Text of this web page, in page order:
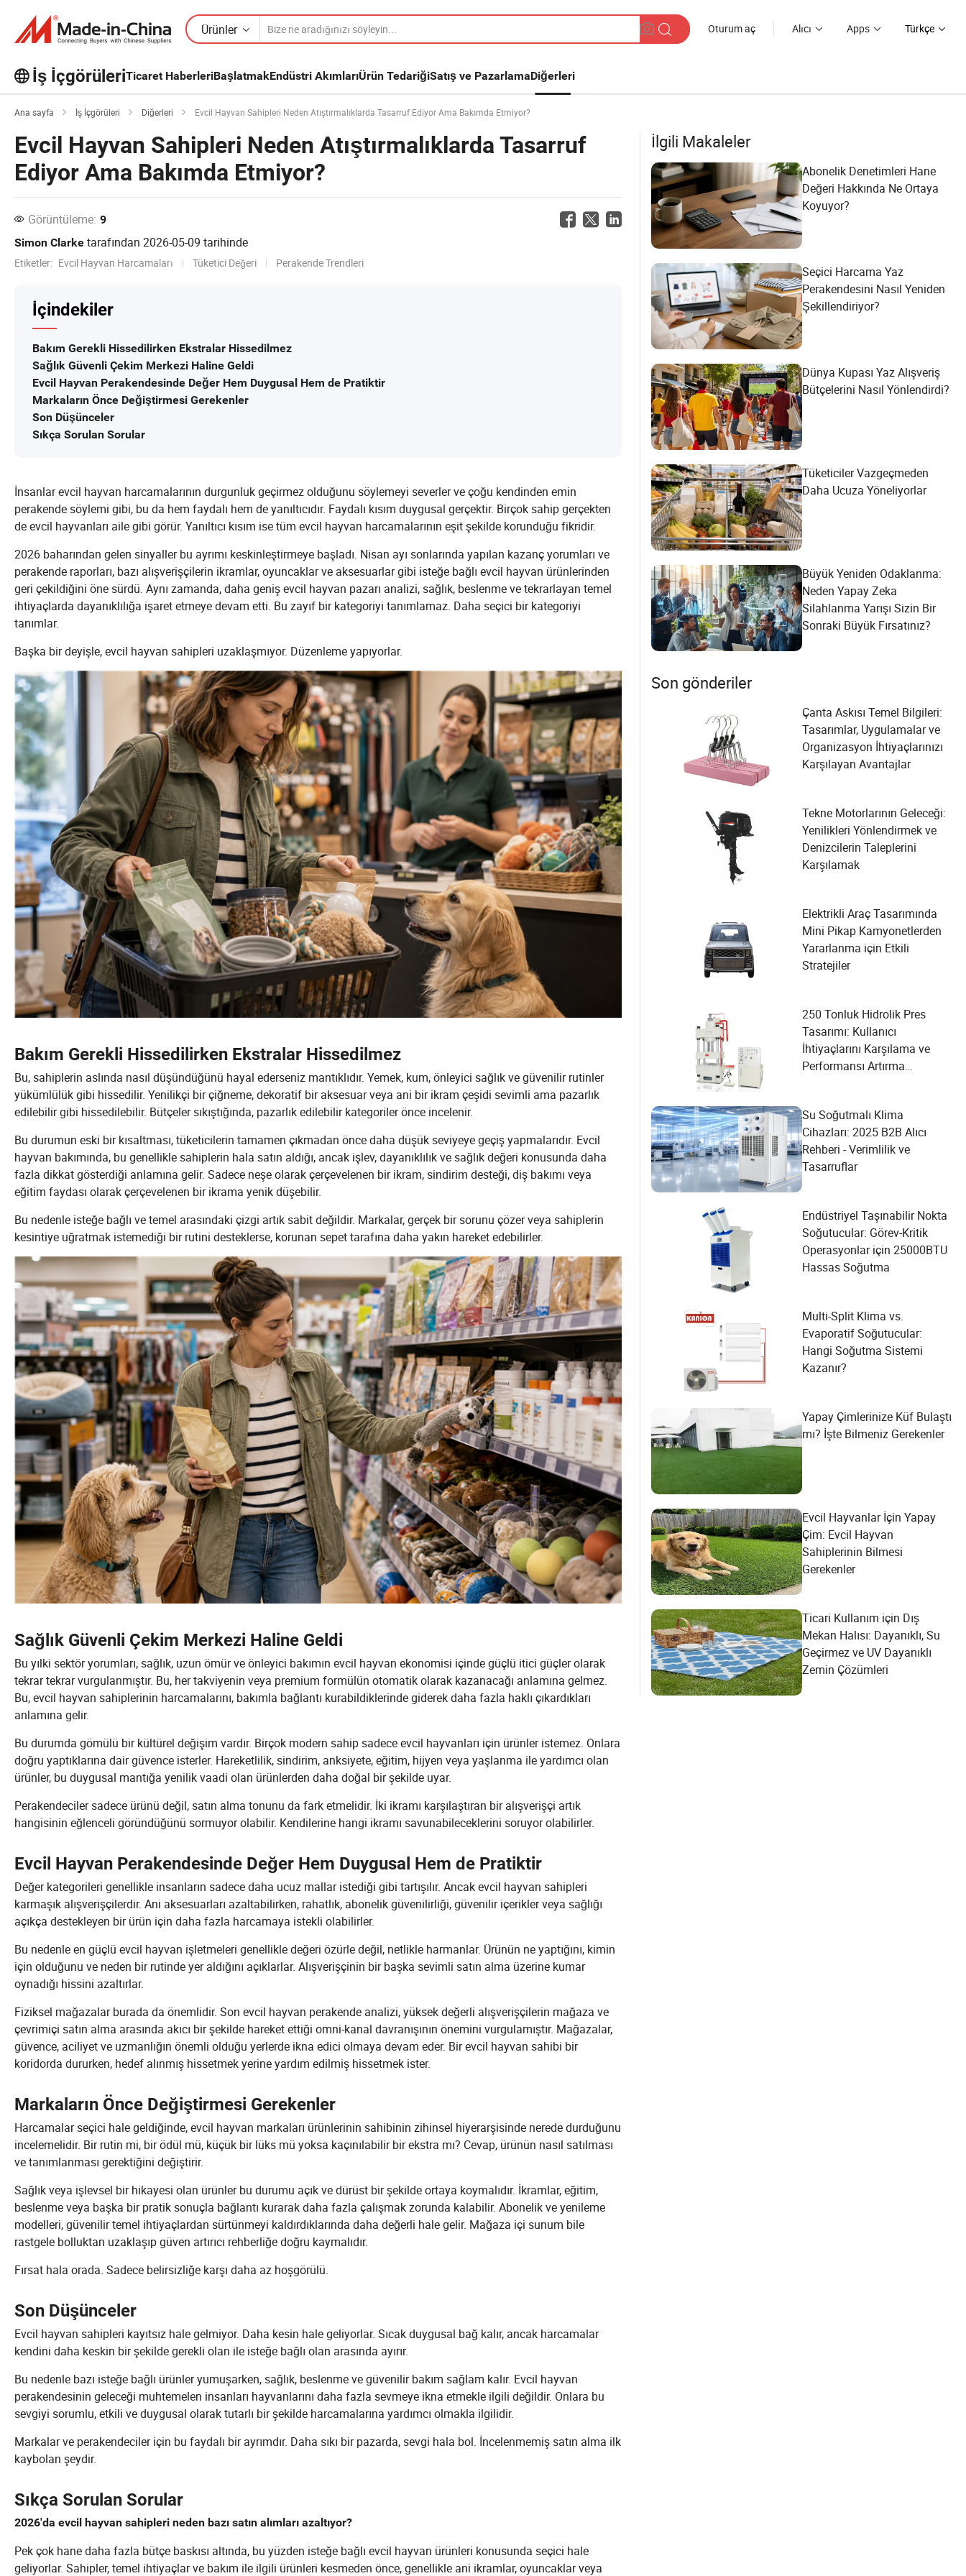
Ürünler Oturum aç Alıcı Apps Türkçe
İş İçgörüleriTicaret HaberleriBaşlatmakEndüstri AkımlarıÜrün TedariğiSatış ve PazarlamaDiğerleri
İş İçgörüleri'taki daha popüler
Daha Fazla Göster
Ana sayfa İş İçgörüleri Diğerleri Evcil Hayvan Sahipleri Neden Atıştırmalıklarda Tasarruf Ediyor Ama Bakımda Etmiyor?
Evcil Hayvan Sahipleri Neden Atıştırmalıklarda Tasarruf
Ediyor Ama Bakımda Etmiyor?
Görüntüleme: 9
Simon Clarke tarafından 2026-05-09 tarihinde
Etiketler: Evcil Hayvan Harcamaları Tüketici Değeri Perakende Trendleri
İçindekiler
Bakım Gerekli Hissedilirken Ekstralar Hissedilmez
Sağlık Güvenli Çekim Merkezi Haline Geldi
Evcil Hayvan Perakendesinde Değer Hem Duygusal Hem de Pratiktir
Markaların Önce Değiştirmesi Gerekenler
Son Düşünceler
Sıkça Sorulan Sorular
İnsanlar evcil hayvan harcamalarının durgunluk geçirmez olduğunu söylemeyi severler ve çoğu kendinden emin
perakende söylemi gibi, bu da hem faydalı hem de yanıltıcıdır. Faydalı kısım duygusal gerçektir. Birçok sahip gerçekten
de evcil hayvanları aile gibi görür. Yanıltıcı kısım ise tüm evcil hayvan harcamalarının eşit şekilde korunduğu fikridir.
2026 baharından gelen sinyaller bu ayrımı keskinleştirmeye başladı. Nisan ayı sonlarında yapılan kazanç yorumları ve
perakende raporları, bazı alışverişçilerin ikramlar, oyuncaklar ve aksesuarlar gibi isteğe bağlı evcil hayvan ürünlerinden
geri çekildiğini öne sürdü. Aynı zamanda, daha geniş evcil hayvan pazarı analizi, sağlık, beslenme ve tekrarlayan temel
ihtiyaçlarda dayanıklılığa işaret etmeye devam etti. Bu zayıf bir kategoriyi tanımlamaz. Daha seçici bir kategoriyi
tanımlar.
Başka bir deyişle, evcil hayvan sahipleri uzaklaşmıyor. Düzenleme yapıyorlar.
Bakım Gerekli Hissedilirken Ekstralar Hissedilmez
Bu, sahiplerin aslında nasıl düşündüğünü hayal ederseniz mantıklıdır. Yemek, kum, önleyici sağlık ve güvenilir rutinler
yükümlülük gibi hissedilir. Yenilikçi bir çiğneme, dekoratif bir aksesuar veya ani bir ikram çeşidi sevimli ama pazarlık
edilebilir gibi hissedilebilir. Bütçeler sıkıştığında, pazarlık edilebilir kategoriler önce incelenir.
Bu durumun eski bir kısaltması, tüketicilerin tamamen çıkmadan önce daha düşük seviyeye geçiş yapmalarıdır. Evcil
hayvan bakımında, bu genellikle sahiplerin hala satın aldığı, ancak işlev, dayanıklılık ve sağlık değeri konusunda daha
fazla dikkat gösterdiği anlamına gelir. Sadece neşe olarak çerçevelenen bir ikram, sindirim desteği, diş bakımı veya
eğitim faydası olarak çerçevelenen bir ikrama yenik düşebilir.
Bu nedenle isteğe bağlı ve temel arasındaki çizgi artık sabit değildir. Markalar, gerçek bir sorunu çözer veya sahiplerin
kesintiye uğratmak istemediği bir rutini desteklerse, korunan sepet tarafına daha yakın hareket edebilirler.
Sağlık Güvenli Çekim Merkezi Haline Geldi
Bu yılki sektör yorumları, sağlık, uzun ömür ve önleyici bakımın evcil hayvan ekonomisi içinde güçlü itici güçler olarak
tekrar tekrar vurgulanmıştır. Bu, her takviyenin veya premium formülün otomatik olarak kazanacağı anlamına gelmez.
Bu, evcil hayvan sahiplerinin harcamalarını, bakımla bağlantı kurabildiklerinde giderek daha fazla haklı çıkardıkları
anlamına gelir.
Bu durumda gömülü bir kültürel değişim vardır. Birçok modern sahip sadece evcil hayvanları için ürünler istemez. Onlara
doğru yaptıklarına dair güvence isterler. Hareketlilik, sindirim, anksiyete, eğitim, hijyen veya yaşlanma ile yardımcı olan
ürünler, bu duygusal mantığa yenilik vaadi olan ürünlerden daha doğal bir şekilde uyar.
Perakendeciler sadece ürünü değil, satın alma tonunu da fark etmelidir. İki ikramı karşılaştıran bir alışverişçi artık
hangisinin eğlenceli göründüğünü sormuyor olabilir. Kendilerine hangi ikramı savunabileceklerini soruyor olabilirler.
Evcil Hayvan Perakendesinde Değer Hem Duygusal Hem de Pratiktir
Değer kategorileri genellikle insanların sadece daha ucuz mallar istediği gibi tartışılır. Ancak evcil hayvan sahipleri
karmaşık alışverişçilerdir. Ani aksesuarları azaltabilirken, rahatlık, abonelik güvenilirliği, güvenilir içerikler veya sağlığı
açıkça destekleyen bir ürün için daha fazla harcamaya istekli olabilirler.
Bu nedenle en güçlü evcil hayvan işletmeleri genellikle değeri özürle değil, netlikle harmanlar. Ürünün ne yaptığını, kimin
için olduğunu ve neden bir rutinde yer aldığını açıklarlar. Alışverişçinin bir başka sevimli satın alma üzerine kumar
oynadığı hissini azaltırlar.
Fiziksel mağazalar burada da önemlidir. Son evcil hayvan perakende analizi, yüksek değerli alışverişçilerin mağaza ve
çevrimiçi satın alma arasında akıcı bir şekilde hareket ettiği omni-kanal davranışının önemini vurgulamıştır. Mağazalar,
güvence, aciliyet ve uzmanlığın önemli olduğu yerlerde ikna edici olmaya devam eder. Bir evcil hayvan sahibi bir
koridorda dururken, hedef alınmış hissetmek yerine yardım edilmiş hissetmek ister.
Markaların Önce Değiştirmesi Gerekenler
Harcamalar seçici hale geldiğinde, evcil hayvan markaları ürünlerinin sahibinin zihinsel hiyerarşisinde nerede durduğunu
incelemelidir. Bir rutin mi, bir ödül mü, küçük bir lüks mü yoksa kaçınılabilir bir ekstra mı? Cevap, ürünün nasıl satılması
ve tanımlanması gerektiğini değiştirir.
Sağlık veya işlevsel bir hikayesi olan ürünler bu durumu açık ve dürüst bir şekilde ortaya koymalıdır. İkramlar, eğitim,
beslenme veya başka bir pratik sonuçla bağlantı kurarak daha fazla çalışmak zorunda kalabilir. Abonelik ve yenileme
modelleri, güvenilir temel ihtiyaçlardan sürtünmeyi kaldırdıklarında daha değerli hale gelir. Mağaza içi sunum bile
rastgele bolluktan uzaklaşıp güven artırıcı rehberliğe doğru kaymalıdır.
Fırsat hala orada. Sadece belirsizliğe karşı daha az hoşgörülü.
Son Düşünceler
Evcil hayvan sahipleri kayıtsız hale gelmiyor. Daha kesin hale geliyorlar. Sıcak duygusal bağ kalır, ancak harcamalar
kendini daha keskin bir şekilde gerekli olan ile isteğe bağlı olan arasında ayırır.
Bu nedenle bazı isteğe bağlı ürünler yumuşarken, sağlık, beslenme ve güvenilir bakım sağlam kalır. Evcil hayvan
perakendesinin geleceği muhtemelen insanları hayvanlarını daha fazla sevmeye ikna etmekle ilgili değildir. Onlara bu
sevgiyi sorumlu, etkili ve duygusal olarak tutarlı bir şekilde harcamalarına yardımcı olmakla ilgilidir.
Markalar ve perakendeciler için bu faydalı bir ayrımdır. Daha sıkı bir pazarda, sevgi hala bol. İncelenmemiş satın alma ilk
kaybolan şeydir.
Sıkça Sorulan Sorular
2026'da evcil hayvan sahipleri neden bazı satın alımları azaltıyor?
Pek çok hane daha fazla bütçe baskısı altında, bu yüzden isteğe bağlı evcil hayvan ürünleri konusunda seçici hale
geliyorlar. Sahipler, temel ihtiyaçlar ve bakım ile ilgili ürünleri kesmeden önce, genellikle ani ikramlar, oyuncaklar veya
İlgili Makaleler
Abonelik Denetimleri Hane
Değeri Hakkında Ne Ortaya
Koyuyor?
Seçici Harcama Yaz
Perakendesini Nasıl Yeniden
Şekillendiriyor?
Dünya Kupası Yaz Alışveriş
Bütçelerini Nasıl Yönlendirdi?
Tüketiciler Vazgeçmeden
Daha Ucuza Yöneliyorlar
Büyük Yeniden Odaklanma:
Neden Yapay Zeka
Silahlanma Yarışı Sizin Bir
Sonraki Büyük Fırsatınız?
Son gönderiler
Çanta Askısı Temel Bilgileri:
Tasarımlar, Uygulamalar ve
Organizasyon İhtiyaçlarınızı
Karşılayan Avantajlar
Tekne Motorlarının Geleceği:
Yenilikleri Yönlendirmek ve
Denizcilerin Taleplerini
Karşılamak
Elektrikli Araç Tasarımında
Mini Pikap Kamyonetlerden
Yararlanma için Etkili
Stratejiler
250 Tonluk Hidrolik Pres
Tasarımı: Kullanıcı
İhtiyaçlarını Karşılama ve
Performansı Artırma
Su Soğutmalı Klima
Cihazları: 2025 B2B Alıcı
Rehberi - Verimlilik ve
Tasarruflar
Endüstriyel Taşınabilir Nokta
Soğutucular: Görev-Kritik
Operasyonlar için 25000BTU
Hassas Soğutma
Multi-Split Klima vs.
Evaporatif Soğutucular:
Hangi Soğutma Sistemi
Kazanır?
Yapay Çimlerinize Küf Bulaştı
mı? İşte Bilmeniz Gerekenler
Evcil Hayvanlar İçin Yapay
Çim: Evcil Hayvan
Sahiplerinin Bilmesi
Gerekenler
Ticari Kullanım için Dış
Mekan Halısı: Dayanıklı, Su
Geçirmez ve UV Dayanıklı
Zemin Çözümleri